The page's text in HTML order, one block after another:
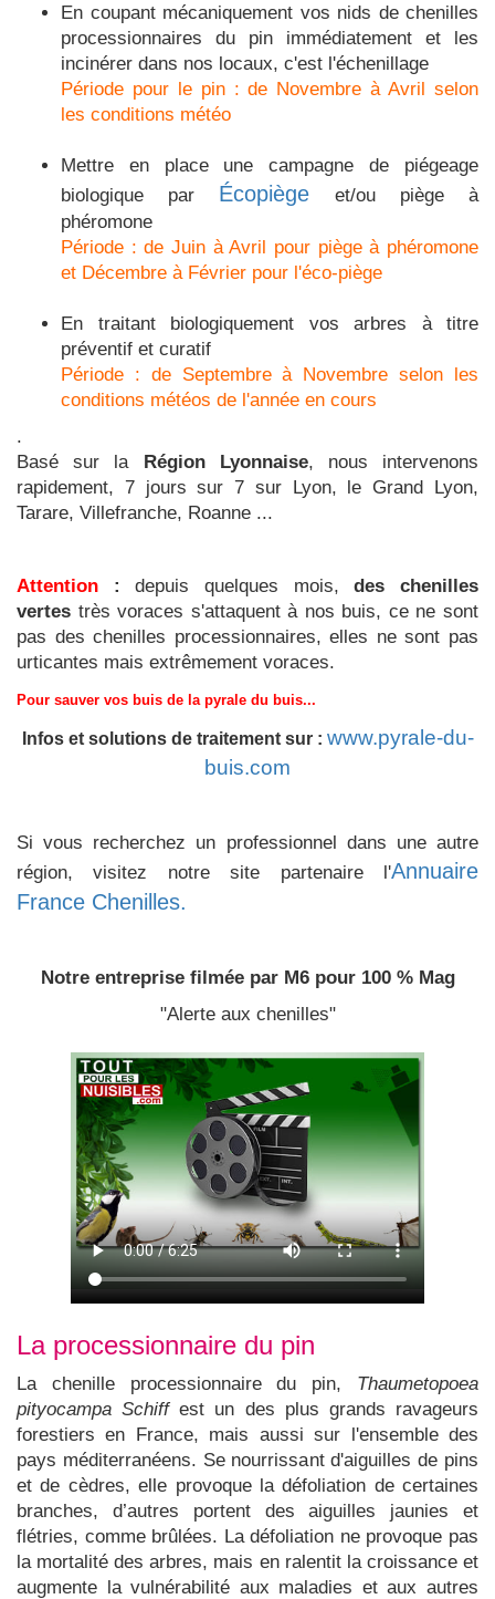
En coupant mécaniquement vos nids de chenilles
processionnaires du pin immédiatement et les
incinérer dans nos locaux, c'est l'échenillage
Période pour le pin : de Novembre à Avril selon
les conditions météo
Mettre en place une campagne de piégeage
biologique par Écopiège et/ou piège à
phéromone
Période : de Juin à Avril pour piège à phéromone
et Décembre à Février pour l'éco-piège
En traitant biologiquement vos arbres à titre
préventif et curatif
Période : de Septembre à Novembre selon les
conditions météos de l'année en cours
.
Basé sur la Région Lyonnaise, nous intervenons
rapidement, 7 jours sur 7 sur Lyon, le Grand Lyon,
Tarare, Villefranche, Roanne ...
Attention : depuis quelques mois,des chenilles
vertes très voraces s'attaquent à nos buis, ce ne sont
pas des chenilles processionnaires, elles ne sont pas
urticantes mais extrêmement voraces.
Pour sauver vos buis de la pyrale du buis...
Infos et solutions de traitement sur : www.pyrale-du-
buis.com
Si vous recherchez un professionnel dans une autre
région, visitez notre site partenaire l'Annuaire
France Chenilles.
Notre entreprise filmée par M6 pour 100 % Mag
"Alerte aux chenilles"
La processionnaire du pin
La chenille processionnaire du pin, Thaumetopoea
pityocampa Schiffest un des plus grands ravageurs
forestiers en France, mais aussi sur l'ensemble des
pays méditerranéens. Se nourrissant d'aiguilles de pins
et de cèdres, elle provoque la défoliation de certaines
branches, d’autres portent des aiguilles jaunies et
flétries, comme brûlées. La défoliation ne provoque pas
la mortalité des arbres, mais en ralentit la croissance et
augmente la vulnérabilité aux maladies et aux autres